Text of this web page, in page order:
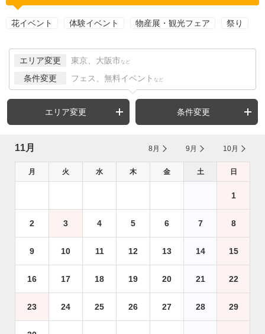
花イベント 体験イベント 物産展・観光フェア 祭り
エリア変更 東京、大阪市 など
条件変更 フェス、無料イベント など
エリア変更 条件変更
11月 8月 9月 10月
月 火 水 木 金 土 日
1
2 3 4 5 6 7 8
9 10 11 12 13 14 15
16 17 18 19 20 21 22
23 24 25 26 27 28 29